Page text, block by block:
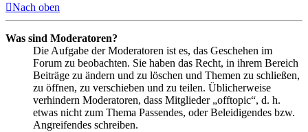
Nach oben
Was sind Moderatoren?
Die Aufgabe der Moderatoren ist es, das Geschehen im
Forum zu beobachten. Sie haben das Recht, in ihrem Bereich
Beiträge zu ändern und zu löschen und Themen zu schließen,
zu öffnen, zu verschieben und zu teilen. Üblicherweise
verhindern Moderatoren, dass Mitglieder „offtopic“, d. h.
etwas nicht zum Thema Passendes, oder Beleidigendes bzw.
Angreifendes schreiben.